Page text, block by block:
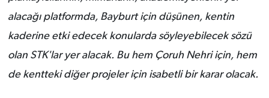
alacağı platformda, Bayburt için düşünen, kentin
kaderine etki edecek konularda söyleyebilecek sözü
olan STK'lar yer alacak. Bu hem Çoruh Nehri için, hem
de kentteki diğer projeler için isabetli bir karar olacak.